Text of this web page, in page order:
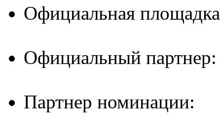
Официальная
Официальный партнер:
Партнер номинации: